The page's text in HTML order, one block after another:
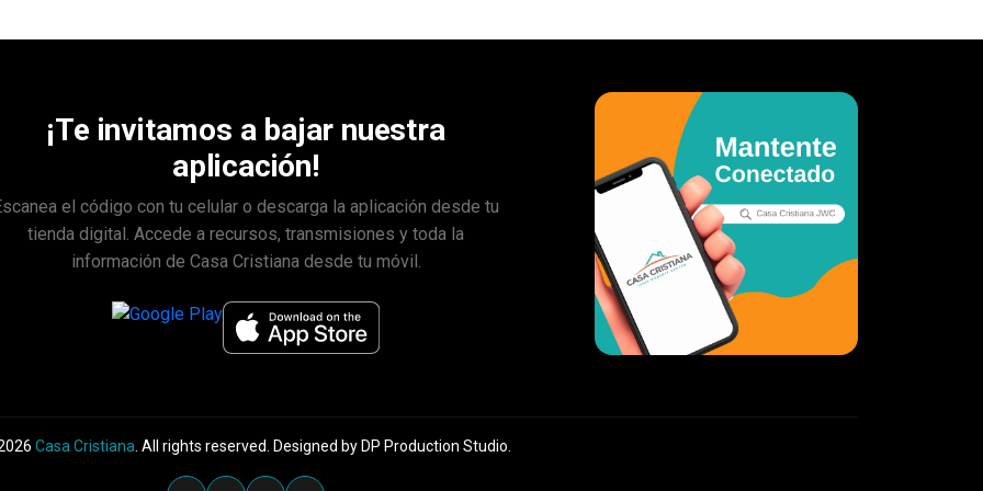
¡Te invitamos a bajar nuestra
aplicación!
el código con tu celular o descarga la aplicación desde tu
tienda digital. Accede a recursos, transmisiones y toda la
información de Casa Cristiana desde tu móvil.
Casa Cristiana . All rights reserved. Designed by DP Production Studio.